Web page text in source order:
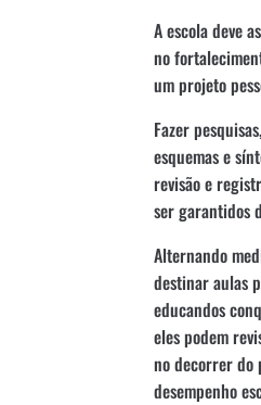
A escola deve
no
um projeto
Fazer
esquemas e
revisão e
ser garantidos
Alternando
destinar aulas
educandos
eles podem
no decorrer do
desempenho